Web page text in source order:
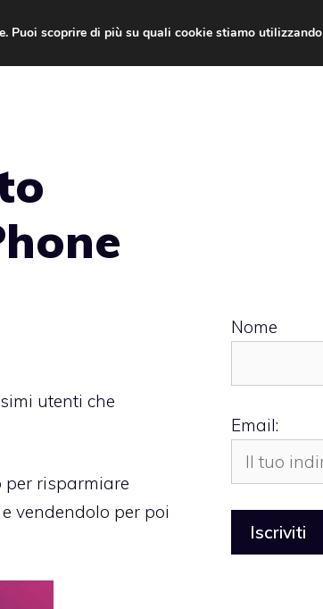
utenti che
per risparmiare
vendendolo per poi
Nome
Email:
Puoi scoprire di più su quali cookie stiamo utilizzando